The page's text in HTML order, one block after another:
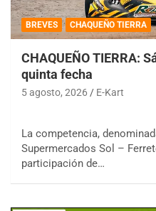
BREVES CHAQUEÑO TIERRA
CHAQUEÑO TIERRA:
quinta fecha
5 agosto, 2026 E-Kart
La competencia,
Supermercados Sol –
participación de…